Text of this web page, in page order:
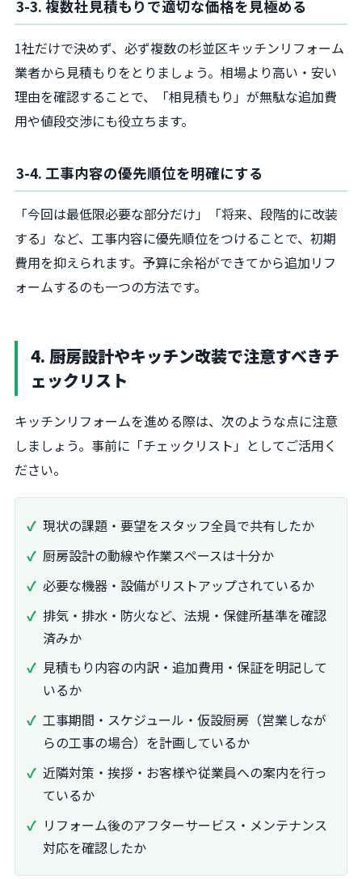
3-3. 複数社見積もりで適切な価格を見極める
1社だけで決めず、必ず複数の杉並区キッチンリフォーム
業者から見積もりをとりましょう。相場より高い・安い
理由を確認することで、「相見積もり」が無駄な追加費
用や値段交渉にも役立ちます。
3-4. 工事内容の優先順位を明確にする
「今回は最低限必要な部分だけ」「将来、段階的に改装
する」など、工事内容に優先順位をつけることで、初期
費用を抑えられます。予算に余裕ができてから追加リフ
ォームするのも一つの方法です。
4. 厨房設計やキッチン改装で注意すべきチ
ェックリスト
キッチンリフォームを進める際は、次のような点に注意
しましょう。事前に「チェックリスト」としてご活用く
ださい。
現状の課題・要望をスタッフ全員で共有したか
厨房設計の動線や作業スペースは十分か
必要な機器・設備がリストアップされているか
排気・排水・防火など、法規・保健所基準を確認
済みか
見積もり内容の内訳・追加費用・保証を明記して
いるか
工事期間・スケジュール・仮設厨房（営業しなが
らの工事の場合）を計画しているか
近隣対策・挨拶・お客様や従業員への案内を行っ
ているか
リフォーム後のアフターサービス・メンテナンス
対応を確認したか